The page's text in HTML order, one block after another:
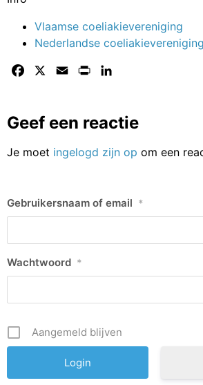
Vlaamse coeliakievereniging
Nederlandse coeliakievereniging
Facebook Email Print
Geef een reactie
Je moet ingelogd zijn op om een
Gebruikersnaam of email *
Wachtwoord *
Aangemeld blijven